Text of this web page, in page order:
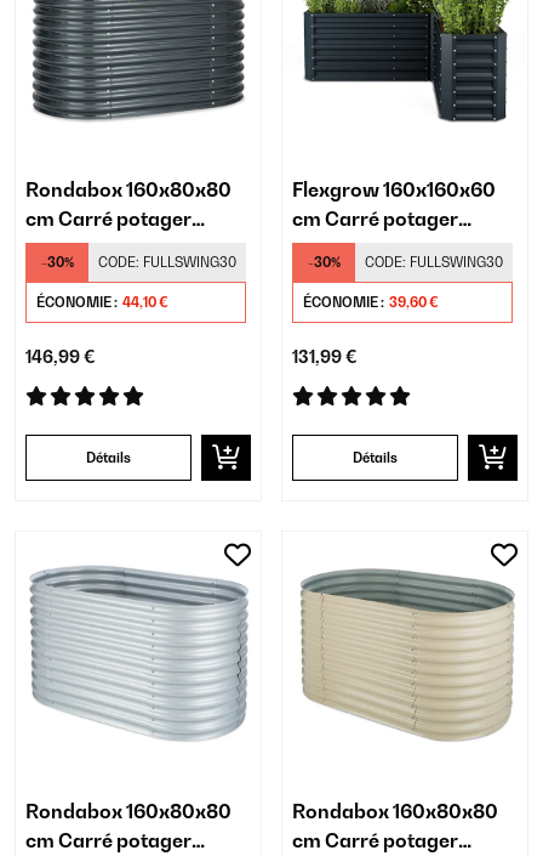
Rondabox 160x80x80
cm Carré potager
Antracite
-30% CODE: FULLSWING30
ÉCONOMIE : 44,10 €
146,99 €
Détails
Flexgrow 160x160x60
cm Carré potager
Antracite
-30% CODE: FULLSWING30
ÉCONOMIE : 39,60 €
131,99 €
Détails
Rondabox 160x80x80
cm Carré potager
Rondabox 160x80x80
cm Carré potager